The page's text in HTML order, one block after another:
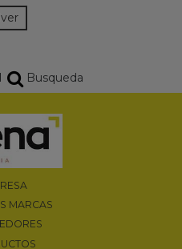
Busqueda
MARCAS